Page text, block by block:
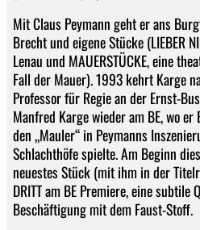
Mit Claus Peymann geht er ans
Brecht und eigene Stücke (LIEBER
Lenau und MAUERSTÜCKE, eine
Fall der Mauer). 1993 kehrt Karge
Professor für Regie an der Ernst-
Manfred Karge wieder am BE, wo
den „Mauler“ in Peymanns
Schlachthöfe spielte. Am Beginn
neuestes Stück (mit ihm in der
DRITT am BE Premiere, eine subtile
Beschäftigung mit dem Faust-Stoff.